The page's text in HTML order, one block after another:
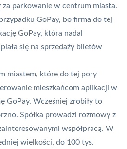
za parkowanie w centrum miasta.
GoPay, bo firma do tej
GoPay, która nadal
się na sprzedaży biletów
miastem, które do tej pory
mieszkańcom aplikacji w
GoPay. Wcześniej zrobiły to
Spółka prowadzi rozmowy z
współpracą. W
wielkości, do 100 tys.